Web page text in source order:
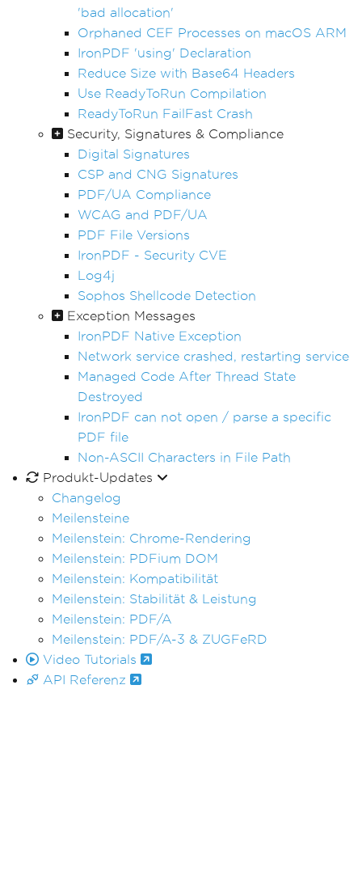
'bad allocation'
Orphaned CEF Processes on macOS ARM
IronPDF 'using' Declaration
Reduce Size with Base64 Headers
Use ReadyToRun Compilation
ReadyToRun FailFast Crash
Security, Signatures & Compliance
Digital Signatures
CSP and CNG Signatures
PDF/UA Compliance
WCAG and PDF/UA
PDF File Versions
IronPDF - Security CVE
Log4j
Sophos Shellcode Detection
Exception Messages
IronPDF Native Exception
Network service crashed, restarting service
Managed Code After Thread State
Destroyed
IronPDF can not open / parse a specific
PDF file
Non-ASCII Characters in File Path
Produkt-Updates
Changelog
Meilensteine
Meilenstein: Chrome-Rendering
Meilenstein: PDFium DOM
Meilenstein: Kompatibilität
Meilenstein: Stabilität & Leistung
Meilenstein: PDF/A
Meilenstein: PDF/A-3 & ZUGFeRD
Video Tutorials
API Referenz